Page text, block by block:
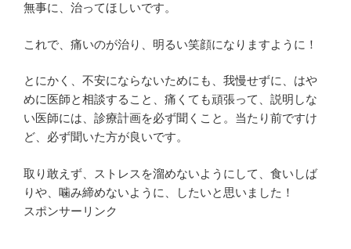
無事に、治ってほしいです。
これで、痛いのが治り、明るい笑顔になりますように！
とにかく、不安にならないためにも、我慢せずに、はや
めに医師と相談すること、痛くても頑張って、説明しな
い医師には、診療計画を必ず聞くこと。当たり前ですけ
ど、必ず聞いた方が良いです。
取り敢えず、ストレスを溜めないようにして、食いしば
りや、噛み締めないように、したいと思いました！
スポンサーリンク